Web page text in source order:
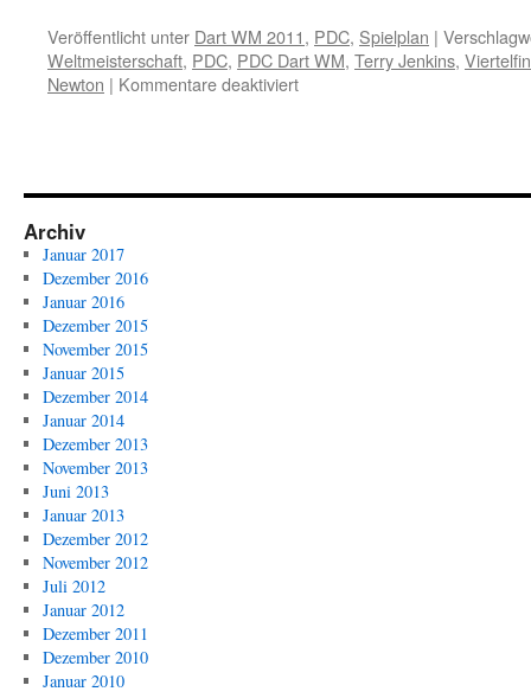
Veröffentlicht unter Dart WM 2011, PDC, Spielplan |
Weltmeisterschaft, PDC, PDC Dart WM, Terry Jenkins,
Newton | Kommentare deaktiviertfür
Die
Archiv
Januar 2017
Dezember 2016
Januar 2016
Dezember 2015
November 2015
Januar 2015
Dezember 2014
Januar 2014
Dezember 2013
November 2013
Juni 2013
Januar 2013
Dezember 2012
November 2012
Juli 2012
Januar 2012
Dezember 2011
Dezember 2010
Januar 2010